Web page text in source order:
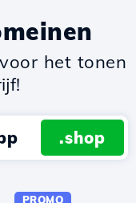
voor het tonen
.shop
PROMO